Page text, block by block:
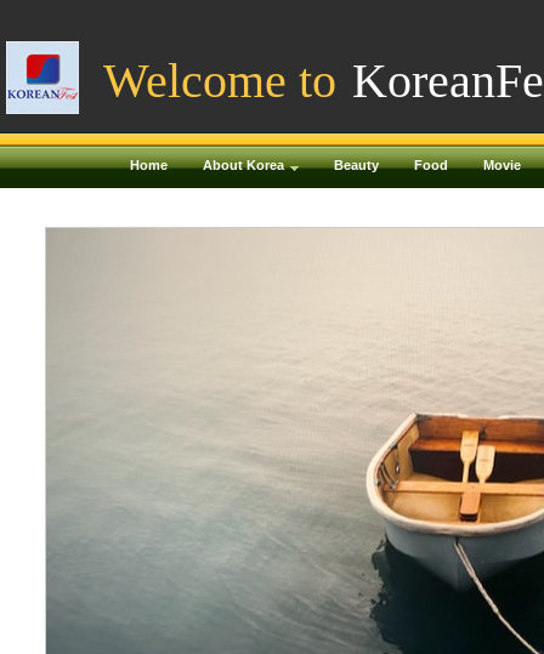
Welcome to
Home About Korea Beauty Food Movie